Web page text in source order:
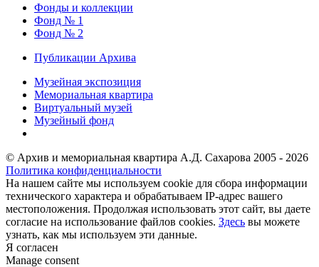
Фонды и коллекции
Фонд № 1
Фонд № 2
Публикации Архива
Музейная экспозиция
Мемориальная квартира
Виртуальный музей
Музейный фонд
© Архив и мемориальная квартира А.Д. Сахарова 2005 - 2026
Политика конфиденциальности
На нашем сайте мы используем cookie для сбора информации
технического характера и обрабатываем IP-адрес вашего
местоположения. Продолжая использовать этот сайт, вы даете
согласие на использование файлов cookies. Здесь вы можете
узнать, как мы используем эти данные.
Я согласен
Manage consent